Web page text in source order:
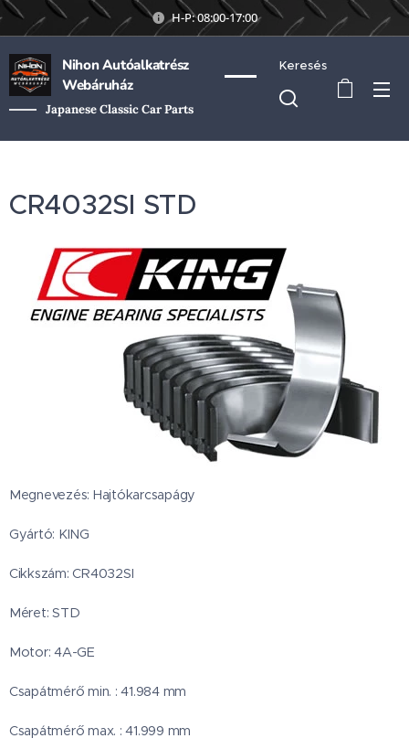
H-P: 08:00-17:00
Nihon Autóalkatrész
Webáruház
Japanese Classic Car Parts
Keresés
CR4032SI STD
Megnevezés: Hajtókarcsapágy
Gyártó: KING
Cikkszám: CR4032SI
Méret: STD
Motor: 4A-GE
Csapátmérő min. : 41.984 mm
Csapátmérő max. : 41.999 mm